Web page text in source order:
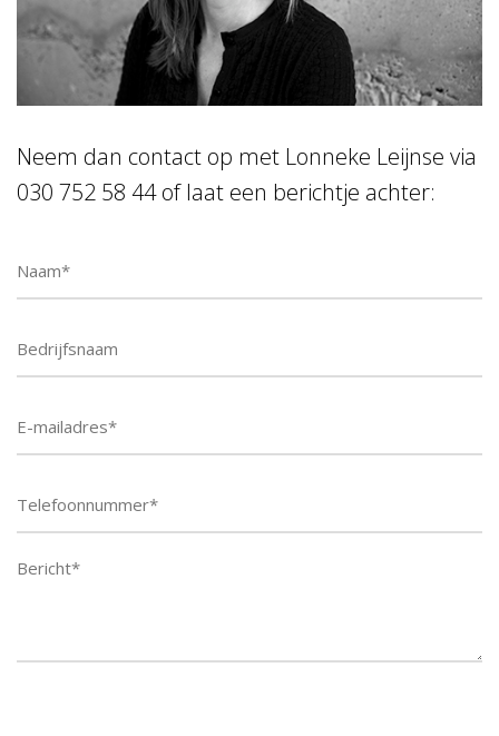
Neem dan contact op met Lonneke Leijnse via
030 752 58 44 of laat een berichtje achter:
Telefoonnummer